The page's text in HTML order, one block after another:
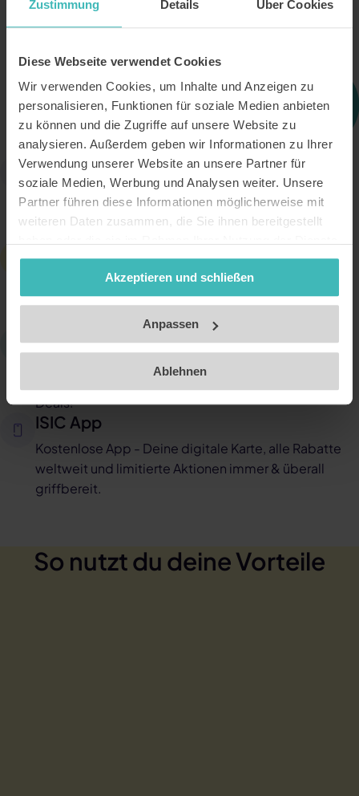
Zustimmung Details Über Cookies
Diese Webseite verwendet Cookies
Wir verwenden Cookies, um Inhalte und Anzeigen zu
personalisieren, Funktionen für soziale Medien anbieten
zu können und die Zugriffe auf unsere Website zu
analysieren. Außerdem geben wir Informationen zu Ihrer
Verwendung unserer Website an unsere Partner für
soziale Medien, Werbung und Analysen weiter. Unsere
Partner führen diese Informationen möglicherweise mit
weiteren Daten zusammen, die Sie ihnen bereitgestellt
gesammelt haben. Unsere Datenschutzerklärung finden
Impressum
Akzeptieren und schließen
Anpassen
Ablehnen
Weltweit anerkannt
International anerkannter Nachweis für deinen Status
als Student, Lehrer etc. - unterstützt von der
UNESCO.
1.000+ Rabatte
Zugang zu attraktiven Rabatten für Shopping,
Unterhaltung und vieles mehr – sowohl im Inland als
Flug, Hotel oder Pauschalreise? Günstig und flexibel
Deals!
ISIC App
Kostenlose App - Deine digitale Karte, alle Rabatte
weltweit und limitierte Aktionen immer & überall
griffbereit.
So nutzt du deine Vorteile